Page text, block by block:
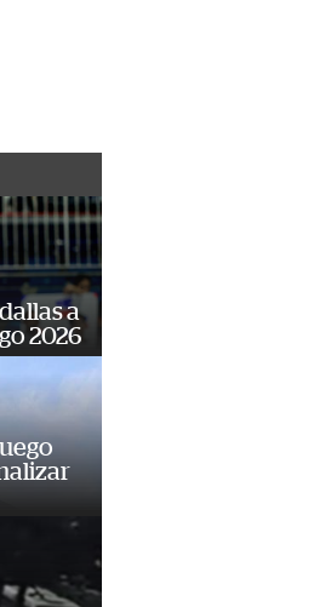
a
2026